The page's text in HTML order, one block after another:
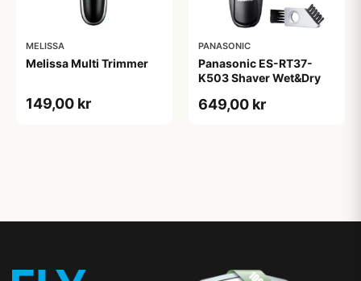
MELISSA
Melissa Multi Trimmer
149,00 kr
PANASONIC
Panasonic ES-RT37-
K503 Shaver Wet&Dry
649,00 kr